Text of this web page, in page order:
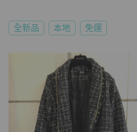
全新品 本地 免運